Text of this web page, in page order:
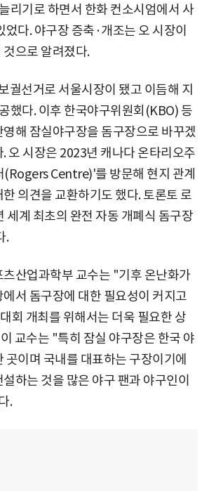
리기로 하면서 한화 컨소시엄에서 사
었다. 야구장 증축·개조는 오 시장이
으로 알려졌다.
궐선거로 서울시장이 됐고 이듬해 지
했다. 이후 한국야구위원회(KBO) 등
해 잠실야구장을 돔구장으로 바꾸겠
오 시장은 2023년 캐나다 온타리오주
(Rogers Centre)'를 방문해 현지 관계
의견을 교환하기도 했다. 토론토 로
세계 최초의 완전 자동 개폐식 돔구장
.
산업과학부 교수는 "기후 온난화가
서 돔구장에 대한 필요성이 커지고
회 개최를 위해서는 더욱 필요한 상
교수는 "특히 잠실 야구장은 한국 야
곳이며 국내를 대표하는 구장이기에
하는 것을 많은 야구 팬과 야구인이
.